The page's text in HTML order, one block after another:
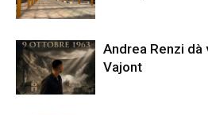
Andrea Renzi
Vajont